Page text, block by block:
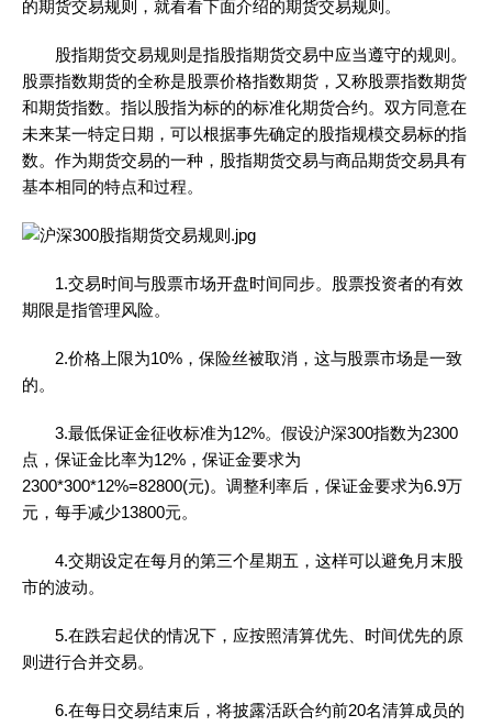
的期货交易规则，就看看下面介绍的期货交易规则。
股指期货交易规则是指股指期货交易中应当遵守的规则。
股票指数期货的全称是股票价格指数期货，又称股票指数期货
和期货指数。指以股指为标的的标准化期货合约。双方同意在
未来某一特定日期，可以根据事先确定的股指规模交易标的指
数。作为期货交易的一种，股指期货交易与商品期货交易具有
基本相同的特点和过程。
1.交易时间与股票市场开盘时间同步。股票投资者的有效
期限是指管理风险。
2.价格上限为10%，保险丝被取消，这与股票市场是一致
的。
3.最低保证金征收标准为12%。假设沪深300指数为2300
点，保证金比率为12%，保证金要求为
2300*300*12%=82800(元)。调整利率后，保证金要求为6.9万
元，每手减少13800元。
4.交期设定在每月的第三个星期五，这样可以避免月末股
市的波动。
5.在跌宕起伏的情况下，应按照清算优先、时间优先的原
则进行合并交易。
6.在每日交易结束后，将披露活跃合约前20名清算成员的